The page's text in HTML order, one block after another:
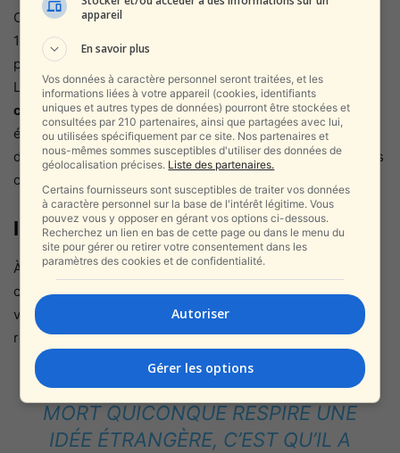
Cette législation rappelle les grandes purges des années
1980, lorsque des centaines d’Iraniens furent exécutés
pour des liens présumés avec Israël ou l’Occident.
Les ONG de défense des droits humains dénoncent une
criminalisation de la pensée: une simple collaboration
économique avec une entreprise israélienne ou une
déclaration favorable à la normalisation pourrait désormais
conduire à l’échafaud.
Israël silencieux mais attentif
À Jérusalem, les autorités n’ont pas officiellement
commenté cette escalade, mais les analystes israéliens y
voient
le signe d’une fragilité croissante du régime
responsable sécuritaire confie sous anonymat :
« QUAND UN PAYS MENACE DE
MORT QUICONQUE RESPIRE UNE
IDÉE ÉTRANGÈRE, C’EST QU’IL A
appareil
En savoir plus
Vos données à caractère personnel seront traitées, et les
informations liées à votre appareil (cookies, identifiants
uniques et autres types de données) pourront être stockées et
consultées par 210 partenaires, ainsi que partagées avec lui,
ou utilisées spécifiquement par ce site. Nos partenaires et
nous-mêmes sommes susceptibles d'utiliser des données de
géolocalisation précises. Liste des partenaires.
Certains fournisseurs sont susceptibles de traiter vos données
à caractère personnel sur la base de l'intérêt légitime. Vous
pouvez vous y opposer en gérant vos options ci-dessous.
Recherchez un lien en bas de cette page ou dans le menu du
site pour gérer ou retirer votre consentement dans les
paramètres des cookies et de confidentialité.
Autoriser
Gérer les options